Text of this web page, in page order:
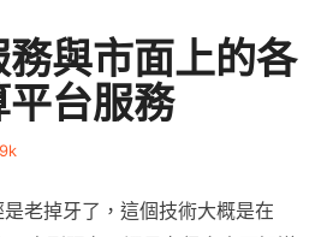
與市面上的各
台服務
老掉牙了，這個技術大概是在